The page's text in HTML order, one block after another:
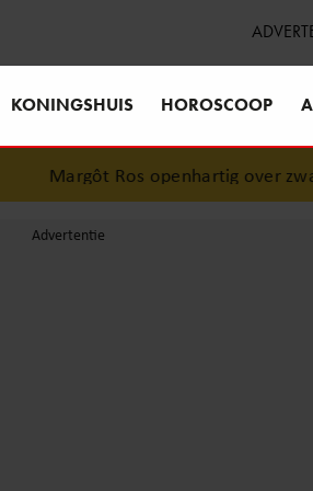
KONINGSHUIS HOROSCOOP
Margôt Ros openhartig over